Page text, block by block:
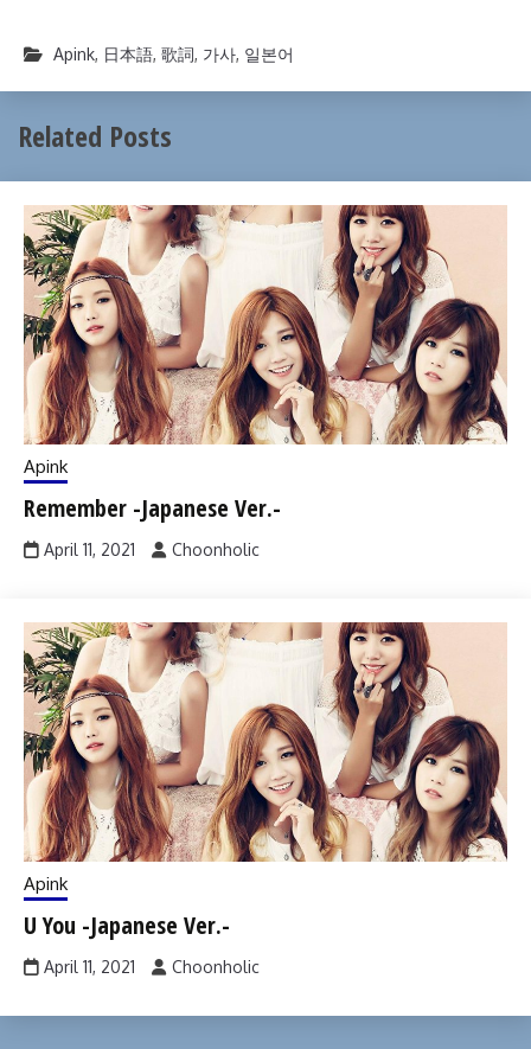
Apink, 日本語, 歌詞, 가사, 일본어
Related Posts
Apink
Remember -Japanese Ver.-
April 11, 2021 Choonholic
Apink
U You -Japanese Ver.-
April 11, 2021 Choonholic